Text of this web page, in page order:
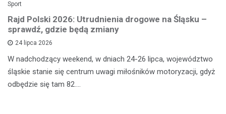
Sport
Rajd Polski 2026: Utrudnienia drogowe na Śląsku –
sprawdź, gdzie będą zmiany
24 lipca 2026
W nadchodzący weekend, w dniach 24-26 lipca, województwo
śląskie stanie się centrum uwagi miłośników motoryzacji, gdyż
odbędzie się tam 82.…